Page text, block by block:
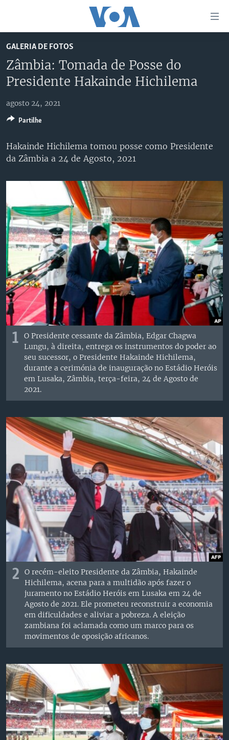
Acesso
para
artigo
para
principal
ANGOLA
ESTADOS UNIDOS
ÁFRICA E MUNDO
BRASIL
DOSSIERS ESPECIAIS
AFRICA AGORA
VÍDEO
VOA60 ÁFRICA
VOA 60 CLIMA
VOA60 MUNDO
PASSADEIRA VERMELHA
ENTRETENIMENTO
Línguas
GALERIA DE FOTOS
Zâmbia: Tomada de Posse do
Presidente Hakainde Hichilema
agosto 24, 2021
Hakainde Hichilema tomou posse como Presidente
da Zâmbia a 24 de Agosto, 2021
1
O Presidente cessante da Zâmbia, Edgar Chagwa
Lungu, à direita, entrega os instrumentos do poder ao
seu sucessor, o Presidente Hakainde Hichilema,
durante a cerimónia de inauguração no Estádio Heróis
em Lusaka, Zâmbia, terça-feira, 24 de Agosto de
2021.
2
O recém-eleito Presidente da Zâmbia, Hakainde
Hichilema, acena para a multidão após fazer o
juramento no Estádio Heróis em Lusaka em 24 de
Agosto de 2021. Ele prometeu reconstruir a economia
em dificuldades e aliviar a pobreza. A eleição
zambiana foi aclamada como um marco para os
movimentos de oposição africanos.
Partilhe